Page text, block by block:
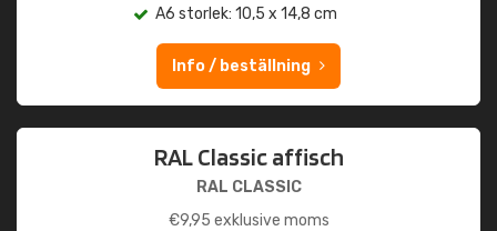
A6 storlek: 10,5 x 14,8 cm
Info / beställning
RAL Classic affisch
RAL CLASSIC
€9,95 exklusive moms